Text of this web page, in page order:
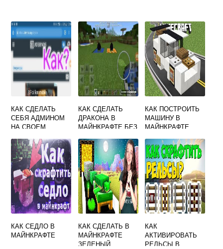
КАК СДЕЛАТЬ
СЕБЯ АДМИНОМ
НА СВОЕМ
МАЙНКРАФТ
КАК СДЕЛАТЬ
ДРАКОНА В
МАЙНКРАФТЕ БЕЗ
КАК ПОСТРОИТЬ
МАШИНУ В
МАЙНКРАФТЕ
КАК СЕДЛО В
МАЙНКРАФТЕ
КАК СДЕЛАТЬ В
МАЙНКРАФТЕ
ЗЕЛЕНЫЙ
КАК
АКТИВИРОВАТЬ
РЕЛЬСЫ В